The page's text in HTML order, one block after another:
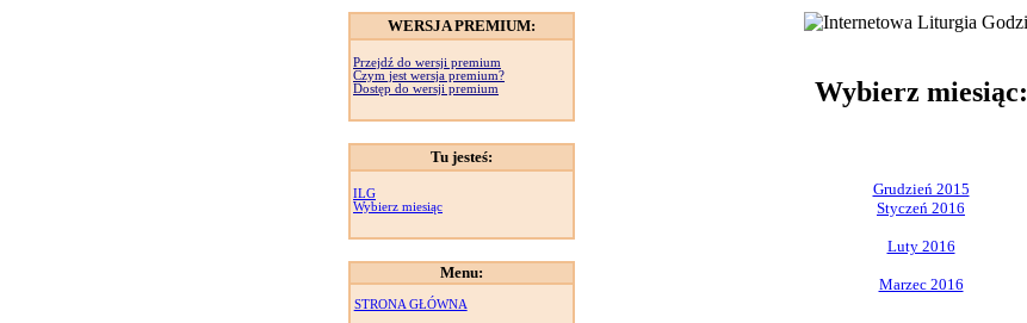
WERSJA PREMIUM:
Przejdź do wersji premium
Czym jest wersja premium?
Dostęp do wersji premium
Tu jesteś:
ILG
Wybierz miesiąc
Menu:
STRONA GŁÓWNA
Wybierz miesiąc:
Grudzień 2015
Styczeń 2016
Luty 2016
Marzec 2016